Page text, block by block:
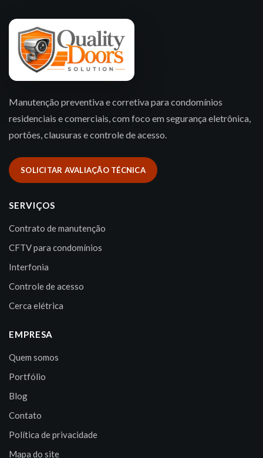
Manutenção preventiva e corretiva para condomínios
residenciais e comerciais, com foco em segurança eletrônica,
portões, clausuras e controle de acesso.
SOLICITAR AVALIAÇÃO TÉCNICA
SERVIÇOS
Contrato de manutenção
CFTV para condomínios
Interfonia
Controle de acesso
Cerca elétrica
EMPRESA
Quem somos
Portfólio
Blog
Contato
Política de privacidade
Mapa do site